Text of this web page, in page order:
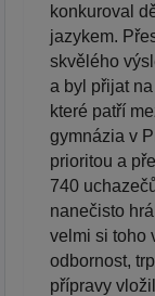
konkuroval
jazykem.
skvělého
a byl přijat
které patří
gymnázia v
prioritou a
740
nanečisto
velmi si toho
odbornost,
přípravy